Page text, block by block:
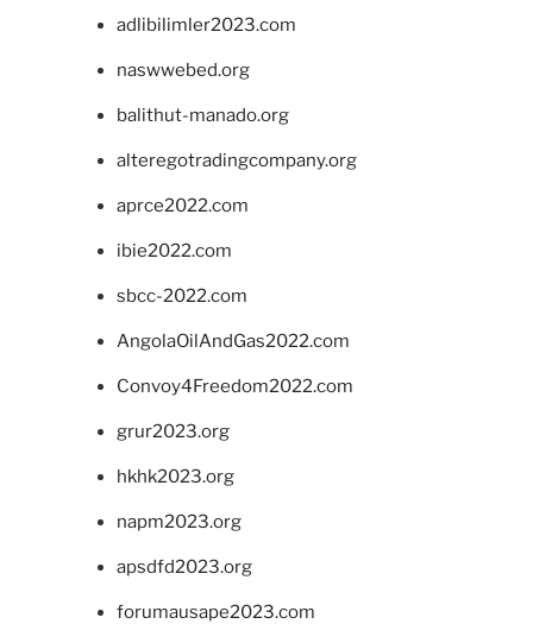
adlibilimler2023.com
naswwebed.org
balithut-manado.org
alteregotradingcompany.org
aprce2022.com
ibie2022.com
sbcc-2022.com
AngolaOilAndGas2022.com
Convoy4Freedom2022.com
grur2023.org
hkhk2023.org
napm2023.org
apsdfd2023.org
forumausape2023.com